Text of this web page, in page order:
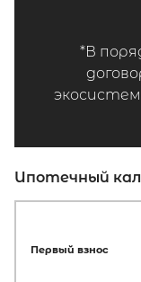
*В
Ипотечный